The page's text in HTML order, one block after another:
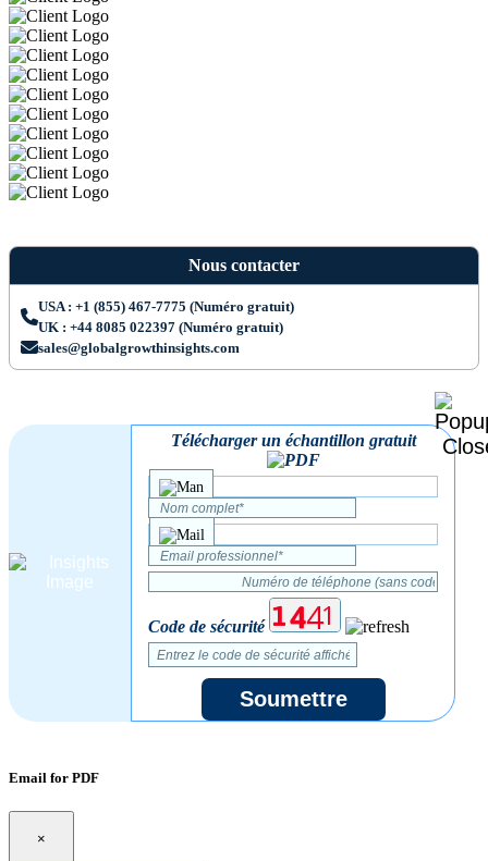
Nous contacter
USA : +1 (855) 467-7775 (Numéro gratuit)
UK : +44 8085 022397 (Numéro gratuit)
sales@globalgrowthinsights.com
Télécharger un échantillon gratuit
Code de sécurité
Soumettre
Email for PDF
×